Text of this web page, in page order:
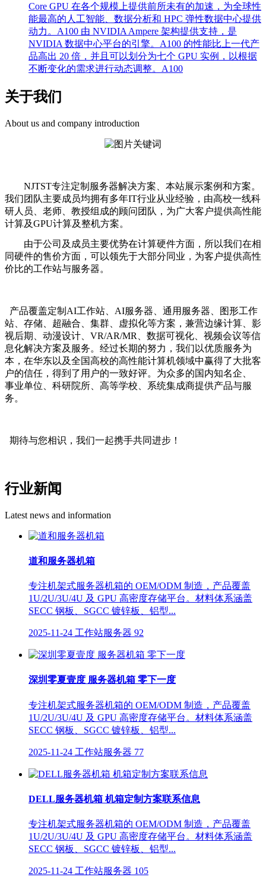
Core GPU 在各个规模上提供前所未有的加速，为全球性
能最高的人工智能、数据分析和 HPC 弹性数据中心提供
动力。A100 由 NVIDIA Ampere 架构提供支持，是
NVIDIA 数据中心平台的引擎。A100 的性能比上一代产
品高出 20 倍，并且可以划分为七个 GPU 实例，以根据
不断变化的需求进行动态调整。A100
关于我们
About us and company introduction
NJTST专注定制服务器解决方案、本站展示案例和方案。
我们团队主要成员均拥有多年IT行业从业经验，由高校一线科
研人员、老师、教授组成的顾问团队，为广大客户提供高性能
计算及GPU计算及整机方案。
由于公司及成员主要优势在计算硬件方面，所以我们在相
同硬件的售价方面，可以领先于大部分同业，为客户提供高性
价比的工作站与服务器。
产品覆盖定制AI工作站、AI服务器、通用服务器、图形工作
站、存储、超融合、集群、虚拟化等方案，兼营边缘计算、影
视后期、动漫设计、VR/AR/MR、数据可视化、视频会议等信
息化解决方案及服务。经过长期的努力，我们以优质服务为
本，在华东以及全国高校的高性能计算机领域中赢得了大批客
户的信任，得到了用户的一致好评。为众多的国内知名企、
事业单位、科研院所、高等学校、系统集成商提供产品与服
务。
期待与您相识，我们一起携手共同进步！
行业新闻
Latest news and information
道和服务器机箱
专注机架式服务器机箱的 OEM/ODM 制造，产品覆盖
1U/2U/3U/4U 及 GPU 高密度存储平台。材料体系涵盖
SECC 钢板、SGCC 镀锌板、铝型...
2025-11-24 工作站服务器 92
深圳零夏壹度 服务器机箱 零下一度
专注机架式服务器机箱的 OEM/ODM 制造，产品覆盖
1U/2U/3U/4U 及 GPU 高密度存储平台。材料体系涵盖
SECC 钢板、SGCC 镀锌板、铝型...
2025-11-24 工作站服务器 77
DELL服务器机箱 机箱定制方案联系信息
专注机架式服务器机箱的 OEM/ODM 制造，产品覆盖
1U/2U/3U/4U 及 GPU 高密度存储平台。材料体系涵盖
SECC 钢板、SGCC 镀锌板、铝型...
2025-11-24 工作站服务器 105